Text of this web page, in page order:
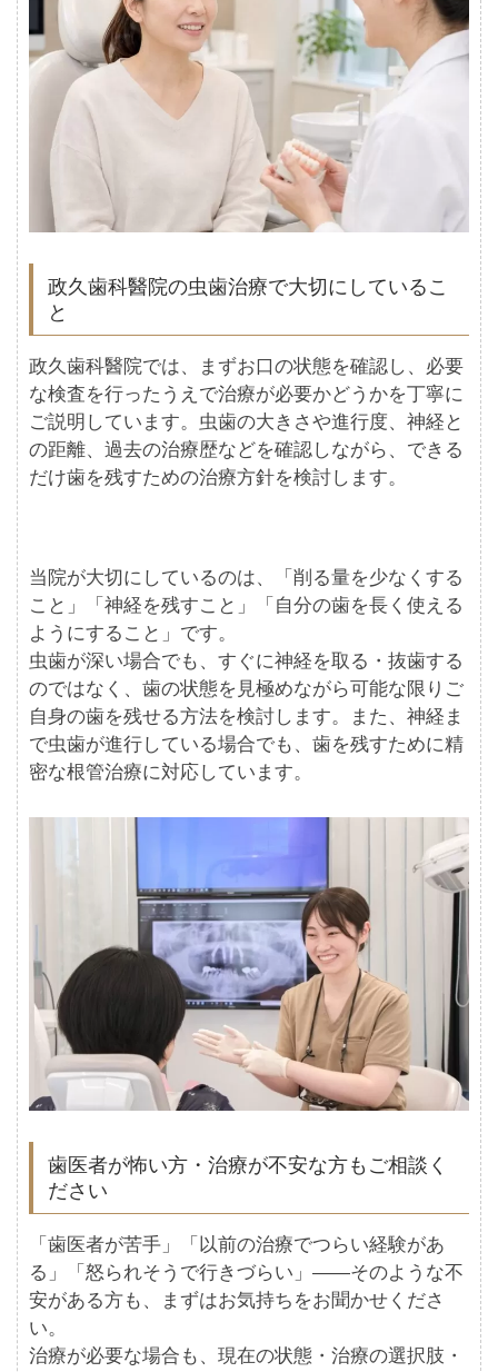
政久歯科醫院の虫歯治療で大切にしているこ
と
政久歯科醫院では、まずお口の状態を確認し、必要
な検査を行ったうえで治療が必要かどうかを丁寧に
ご説明しています。虫歯の大きさや進行度、神経と
の距離、過去の治療歴などを確認しながら、できる
だけ歯を残すための治療方針を検討します。
当院が大切にしているのは、「削る量を少なくする
こと」「神経を残すこと」「自分の歯を長く使える
ようにすること」です。
虫歯が深い場合でも、すぐに神経を取る・抜歯する
のではなく、歯の状態を見極めながら可能な限りご
自身の歯を残せる方法を検討します。また、神経ま
で虫歯が進行している場合でも、歯を残すために精
密な根管治療に対応しています。
歯医者が怖い方・治療が不安な方もご相談く
ださい
「歯医者が苦手」「以前の治療でつらい経験があ
る」「怒られそうで行きづらい」——そのような不
安がある方も、まずはお気持ちをお聞かせくださ
い。
治療が必要な場合も、現在の状態・治療の選択肢・